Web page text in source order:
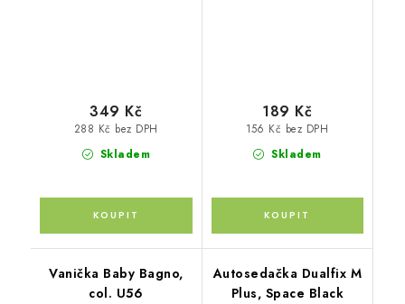
Skladem
288 Kč bez DPH
349 Kč
Skladem
156 Kč bez DPH
189 Kč
Vanička Baby Bagno,
col. U56
Autosedačka Dualfix M
Plus, Space Black